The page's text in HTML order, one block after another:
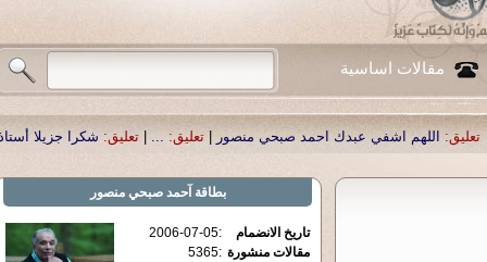
مقالات اساسية
احمد صبحي منصور|تعليق: ...
|تعليق: شكرا جزيلا أستاذ حمد الحمد .أكرمكم
بطاقة آحمد صبحي منصور
تاريخ الانضمام :
2006-07-05
مقالات منشورة :
5365